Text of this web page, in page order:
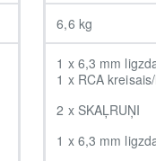
6,6 kg
1 x 6,3 mm
1 x RCA
2 x SKAĻRUŅI
1 x 6,3 mm